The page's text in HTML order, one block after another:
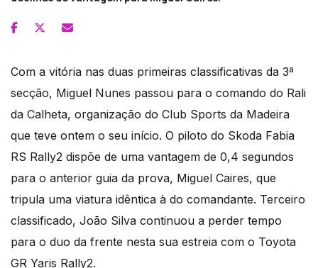
Com a vitória nas duas primeiras classificativas da 3ª
secção, Miguel Nunes passou para o comando do Rali
da Calheta, organização do Club Sports da Madeira
que teve ontem o seu início. O piloto do Skoda Fabia
RS Rally2 dispõe de uma vantagem de 0,4 segundos
para o anterior guia da prova, Miguel Caires, que
tripula uma viatura idêntica à do comandante. Terceiro
classificado, João Silva continuou a perder tempo
para o duo da frente nesta sua estreia com o Toyota
GR Yaris Rally2.